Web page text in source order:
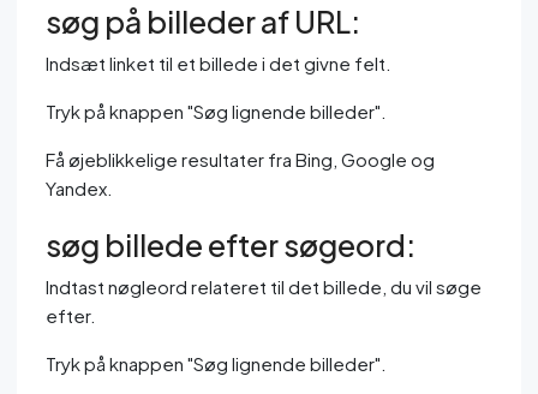
søg på billeder af URL:
Indsæt linket til et billede i det givne felt.
Tryk på knappen "Søg lignende billeder".
Få øjeblikkelige resultater fra Bing, Google og
Yandex.
søg billede efter søgeord:
Indtast nøgleord relateret til det billede, du vil søge
efter.
Tryk på knappen "Søg lignende billeder".